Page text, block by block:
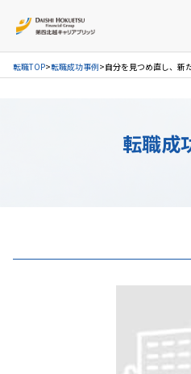
お問い合せ
転職TOP 転職成功事例 自分を見つめ直し、新
転職成